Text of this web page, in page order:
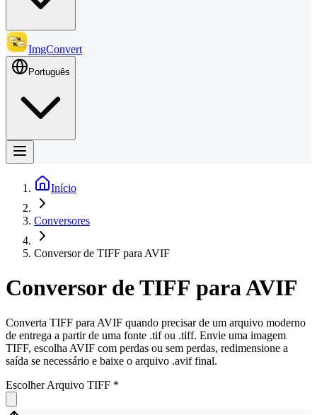
ImgConvert
Português
Início
Conversores
Conversor de TIFF para AVIF
Conversor de TIFF para AVIF
Converta TIFF para AVIF quando precisar de um arquivo moderno
de entrega a partir de uma fonte .tif ou .tiff. Envie uma imagem
TIFF, escolha AVIF com perdas ou sem perdas, redimensione a
saída se necessário e baixe o arquivo .avif final.
Escolher Arquivo TIFF *